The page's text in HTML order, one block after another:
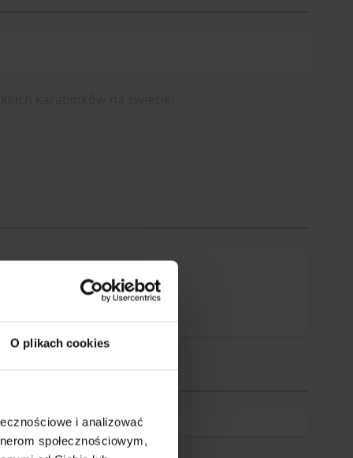
O plikach cookies
i analizować
społecznościowym,